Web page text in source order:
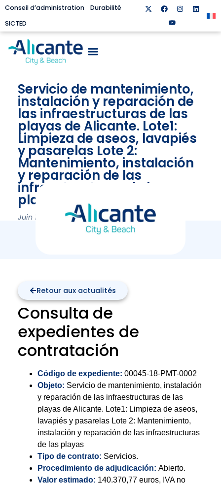
Conseil d’administration
Durabilité
SICTED
Servicio de mantenimiento,
instalación y reparación de
las infraestructuras de las
playas de Alicante. Lote1:
Limpieza de aseos, lavapiés
y pasarelas Lote 2:
Mantenimiento, instalación
y reparación de las
infraestructuras de las
playas
Juin 14, 2018
Retour aux actualités
Consulta de
expedientes de
contratación
Código de expediente: 00045-18-PMT-0002
Objeto: Servicio de mantenimiento, instalación
y reparación de las infraestructuras de las
playas de Alicante. Lote1: Limpieza de aseos,
lavapiés y pasarelas Lote 2: Mantenimiento,
instalación y reparación de las infraestructuras
de las playas
Tipo de contrato: Servicios.
Procedimiento de adjudicación: Abierto.
Valor estimado: 140.370,77 euros, IVA no